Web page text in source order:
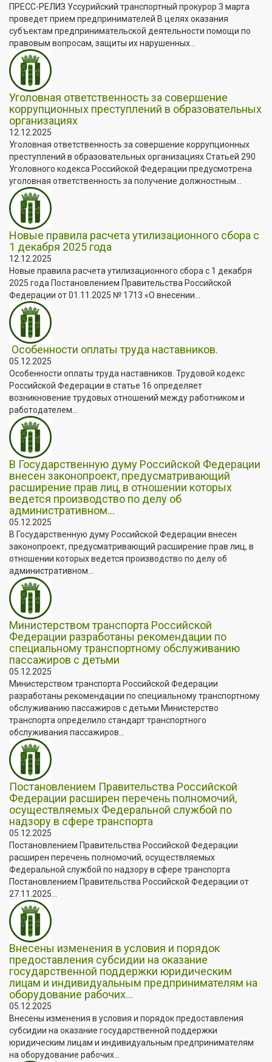
ПРЕСС-РЕЛИЗ Уссурийский транспортный прокурор 3 марта
проведет прием предпринимателей В целях оказания
субъектам предпринимательской деятельности помощи по
правовым вопросам, защиты их нарушенных...
Уголовная ответственность за совершение
коррупционных преступлений в образовательных
организациях
12.12.2025
Уголовная ответственность за совершение коррупционных
преступлений в образовательных организациях Статьей 290
Уголовного кодекса Российской Федерации предусмотрена
уголовная ответственность за получение должностным...
Новые правила расчета утилизационного сбора с
1 декабря 2025 года
12.12.2025
Новые правила расчета утилизационного сбора с 1 декабря
2025 года Постановлением Правительства Российской
Федерации от 01.11.2025 № 1713 «О внесении...
Особенности оплаты труда наставников.
05.12.2025
Особенности оплаты труда наставников. Трудовой кодекс
Российской Федерации в статье 16 определяет
возникновение трудовых отношений между работником и
работодателем...
В Государственную думу Российской Федерации
внесен законопроект, предусматривающий
расширение прав лиц, в отношении которых
ведется производство по делу об
административном...
05.12.2025
В Государственную думу Российской Федерации внесен
законопроект, предусматривающий расширение прав лиц, в
отношении которых ведется производство по делу об
административном...
Министерством транспорта Российской
Федерации разработаны рекомендации по
специальному транспортному обслуживанию
пассажиров с детьми
05.12.2025
Министерством транспорта Российской Федерации
разработаны рекомендации по специальному транспортному
обслуживанию пассажиров с детьми Министерство
транспорта определило стандарт транспортного
обслуживания пассажиров...
Постановлением Правительства Российской
Федерации расширен перечень полномочий,
осуществляемых Федеральной службой по
надзору в сфере транспорта
05.12.2025
Постановлением Правительства Российской Федерации
расширен перечень полномочий, осуществляемых
Федеральной службой по надзору в сфере транспорта
Постановлением Правительства Российской Федерации от
27.11.2025...
Внесены изменения в условия и порядок
предоставления субсидии на оказание
государственной поддержки юридическим
лицам и индивидуальным предпринимателям на
оборудование рабочих...
05.12.2025
Внесены изменения в условия и порядок предоставления
субсидии на оказание государственной поддержки
юридическим лицам и индивидуальным предпринимателям
на оборудование рабочих...